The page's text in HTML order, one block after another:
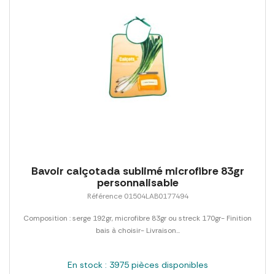
Bavoir calçotada sublimé microfibre 83gr
personnalisable
Référence 01504LAB0177494
Composition : serge 192gr, microfibre 83gr ou streck 170gr- Finition
bais à choisir- Livraison...
En stock : 3975 pièces disponibles